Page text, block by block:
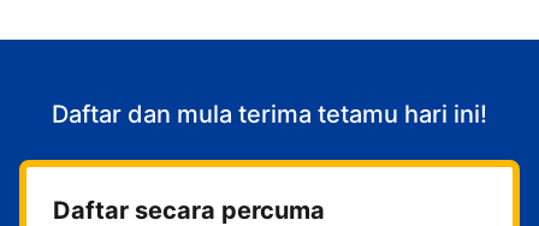
Daftar dan mula terima tetamu hari ini!
Daftar secara percuma